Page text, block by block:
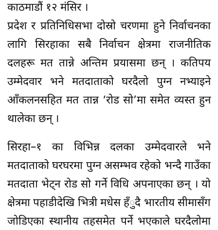
काठमाडौं १२ मंसिर ।
प्रदेश र प्रतिनिधिसभा दोस्रो चरणमा हुने निर्वाचनका
लागि सिरहाका सबै निर्वाचन क्षेत्रमा राजनीतिक
दलहरू मत तान्ने अन्तिम प्रयासमा छन् । कतिपय
उम्मेदवार भने मतदाताको घरदैलो पुग्न नभ्याइने
आँकलनसहित मत तान्न ‘रोड सो’मा समेत व्यस्त हुन
थालेका छन् ।
सिरहा–१ का विभिन्न दलका उम्मेदवारले भने
मतदाताको घरघरमा पुग्न असम्भव रहेको भन्दै गाउँका
मतदाता भेट्न रोड सो गर्ने विधि अपनाएका छन् । यो
क्षेत्रमा पहाडीदेखि भित्री मधेस हँुदै भारतीय सीमासँग
जोडिएका स्थानीय तहसमेत पर्ने भएकाले घरदैलोमा